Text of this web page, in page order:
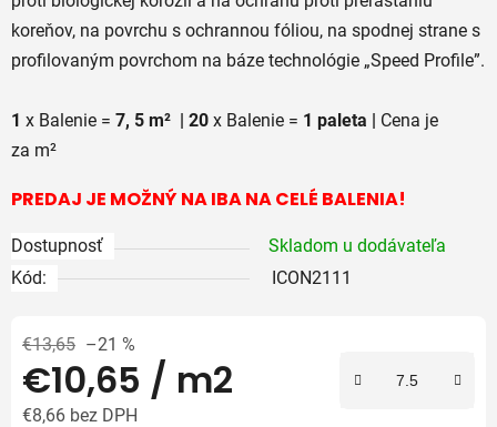
koreňov, na povrchu s ochrannou fóliou, na spodnej strane s
profilovaným povrchom na báze technológie „Speed Profile”.
1 x Balenie = 7, 5 m² | 20 x Balenie = 1 paleta | Cena je
za m²
PREDAJ JE MOŽNÝ NA IBA NA CELÉ BALENIA!
Dostupnosť
Skladom u dodávateľa
Kód:
ICON2111
€13,65 –21 %
€10,65 / m2
€8,66 bez DPH